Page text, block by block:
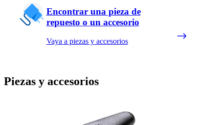
Encontrar una pieza de
repuesto o un accesorio
Vaya a piezas y accesorios
Piezas y accesorios